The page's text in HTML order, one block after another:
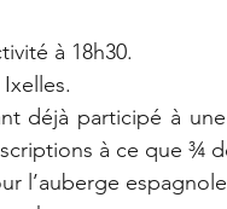
à 18h30.
déjà participé à
à ce que ¾
l’auberge espagnole